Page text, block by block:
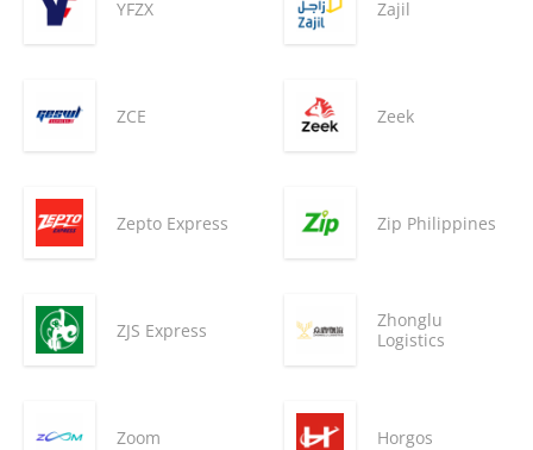
YFZX Zajil
ZCE Zeek
Zepto Express Zip Philippines
ZJS Express
Zhonglu
Logistics
Zoom Horgos